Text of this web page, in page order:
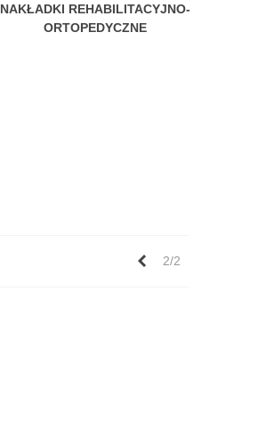
NAKŁADKI REHABILITACYJNO-
ORTOPEDYCZNE
Poprzedni
2/2